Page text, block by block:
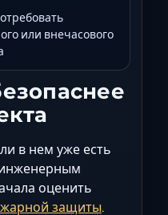
или внечасового
в нем уже есть
оценить
защиты.